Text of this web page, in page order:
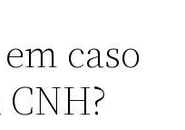
caso